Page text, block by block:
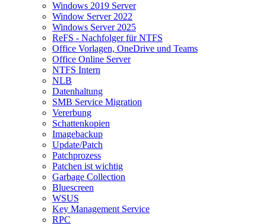
Windows 2019 Server
Window Server 2022
Windows Server 2025
ReFS - Nachfolger für NTFS
Office Vorlagen, OneDrive und Teams
Office Online Server
NTFS Intern
NLB
Datenhaltung
SMB Service Migration
Vererbung
Schattenkopien
Imagebackup
Update/Patch
Patchprozess
Patchen ist wichtig
Garbage Collection
Bluescreen
WSUS
Key Management Service
RPC